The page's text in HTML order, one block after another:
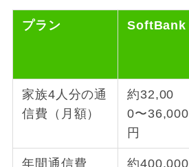
プラン SoftBank
家族4人分の通
信費（月額）
約32,00
0〜36,000
円
年間通信費 約400,000